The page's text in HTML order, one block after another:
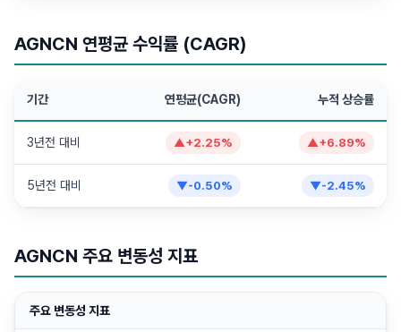
AGNCN 연평균 수익률 (CAGR)
기간 연평균(CAGR) 누적 상승률
3년전 대비 ▲+2.25% ▲+6.89%
5년전 대비 ▼-0.50% ▼-2.45%
AGNCN 주요 변동성 지표
주요 변동성 지표